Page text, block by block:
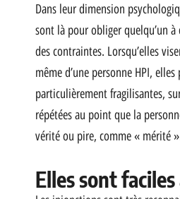
Dans leur dimension
sont là pour obliger quelqu’un
des contraintes. Lorsqu’elles
même d’une personne HPI,
particulièrement fragilisantes,
répétées au point que la
vérité ou pire, comme « mérité
Elles sont